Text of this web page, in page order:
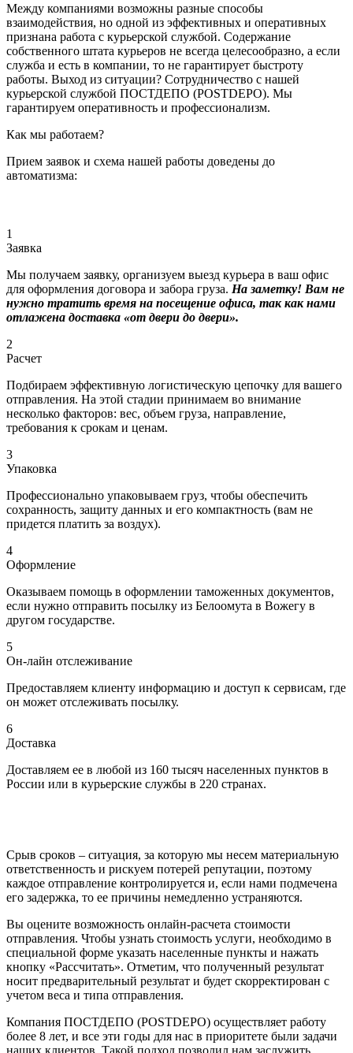
Между компаниями возможны разные способы
взаимодействия, но одной из эффективных и оперативных
признана работа с курьерской службой. Содержание
собственного штата курьеров не всегда целесообразно, а если
служба и есть в компании, то не гарантирует быстроту
работы. Выход из ситуации? Сотрудничество с нашей
курьерской службой ПОСТДЕПО (POSTDEPO). Мы
гарантируем оперативность и профессионализм.
Как мы работаем?
Прием заявок и схема нашей работы доведены до
автоматизма:
1
Заявка
Мы получаем заявку, организуем выезд курьера в ваш офис
для оформления договора и забора груза. На заметку! Вам не
нужно тратить время на посещение офиса, так как нами
отлажена доставка «от двери до двери».
2
Расчет
Подбираем эффективную логистическую цепочку для вашего
отправления. На этой стадии принимаем во внимание
несколько факторов: вес, объем груза, направление,
требования к срокам и ценам.
3
Упаковка
Профессионально упаковываем груз, чтобы обеспечить
сохранность, защиту данных и его компактность (вам не
придется платить за воздух).
4
Оформление
Оказываем помощь в оформлении таможенных документов,
если нужно отправить посылку из Белоомута в Вожегу в
другом государстве.
5
Он-лайн отслеживание
Предоставляем клиенту информацию и доступ к сервисам, где
он может отслеживать посылку.
6
Доставка
Доставляем ее в любой из 160 тысяч населенных пунктов в
России или в курьерские службы в 220 странах.
Срыв сроков – ситуация, за которую мы несем материальную
ответственность и рискуем потерей репутации, поэтому
каждое отправление контролируется и, если нами подмечена
его задержка, то ее причины немедленно устраняются.
Вы оцените возможность онлайн-расчета стоимости
отправления. Чтобы узнать стоимость услуги, необходимо в
специальной форме указать населенные пункты и нажать
кнопку «Рассчитать». Отметим, что полученный результат
носит предварительный результат и будет скорректирован с
учетом веса и типа отправления.
Компания ПОСТДЕПО (POSTDEPO) осуществляет работу
более 8 лет, и все эти годы для нас в приоритете были задачи
наших клиентов. Такой подход позволил нам заслужить